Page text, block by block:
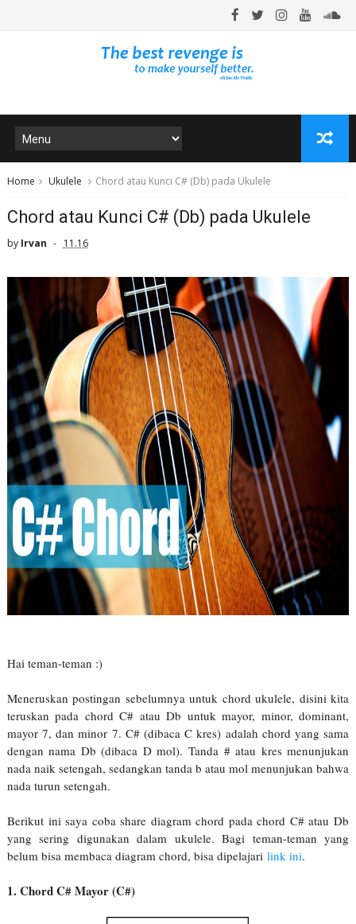
Home Ukulele Chord atau Kunci C# (Db) pada Ukulele
Chord atau Kunci C# (Db) pada Ukulele
by Irvan 11.16
Hai teman-teman :)
Meneruskan postingan sebelumnya untuk chord ukulele, disini kita
teruskan pada chord C# atau Db untuk mayor, minor, dominant,
mayor 7, dan minor 7. C# (dibaca C kres) adalah chord yang sama
dengan nama Db (dibaca D mol). Tanda # atau kres menunjukan
nada naik setengah, sedangkan tanda b atau mol menunjukan bahwa
nada turun setengah.
Berikut ini saya coba share diagram chord pada chord C# atau Db
yang sering digunakan dalam ukulele. Bagi teman-teman yang
belum bisa membaca diagram chord, bisa dipelajari link ini.
1. Chord C# Mayor (C#)